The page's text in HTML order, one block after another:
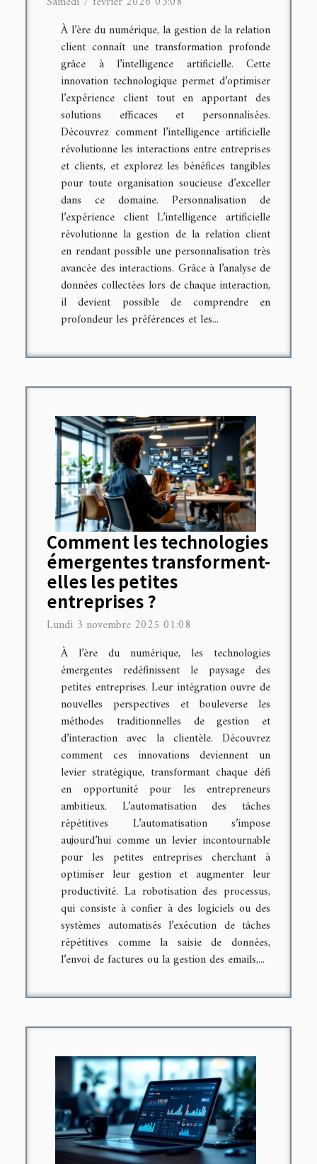
À l’ère du numérique, la gestion de la relation
client connaît une transformation profonde
grâce à l’intelligence artificielle. Cette
innovation technologique permet d’optimiser
l’expérience client tout en apportant des
solutions efficaces et personnalisées.
Découvrez comment l’intelligence artificielle
révolutionne les interactions entre entreprises
et clients, et explorez les bénéfices tangibles
pour toute organisation soucieuse d’exceller
dans ce domaine. Personnalisation de
l’expérience client L’intelligence artificielle
révolutionne la gestion de la relation client
en rendant possible une personnalisation très
avancée des interactions. Grâce à l’analyse de
données collectées lors de chaque interaction,
il devient possible de comprendre en
profondeur les préférences et les...
Comment les technologies
émergentes transforment-
elles les petites
entreprises ?
Lundi 3 novembre 2025 01:08
À l’ère du numérique, les technologies
émergentes redéfinissent le paysage des
petites entreprises. Leur intégration ouvre de
nouvelles perspectives et bouleverse les
méthodes traditionnelles de gestion et
d’interaction avec la clientèle. Découvrez
comment ces innovations deviennent un
levier stratégique, transformant chaque défi
en opportunité pour les entrepreneurs
ambitieux. L’automatisation des tâches
répétitives L’automatisation s’impose
aujourd’hui comme un levier incontournable
pour les petites entreprises cherchant à
optimiser leur gestion et augmenter leur
productivité. La robotisation des processus,
qui consiste à confier à des logiciels ou des
systèmes automatisés l’exécution de tâches
répétitives comme la saisie de données,
l’envoi de factures ou la gestion des emails,...